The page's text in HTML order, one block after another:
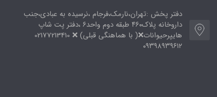
دفتر پخش :تهران،نارمک،فرجام ،نرسیده به عبادی،جنب
داروخانه پلاک۴۶۰ طبقه دوم واحد۶ ،دفتر پت شاپ
هایپرحیوانات❌( با هماهنگی قبلی) ❌ 02177213410
۰۹۳۹۸۹۳۹۶۱۲